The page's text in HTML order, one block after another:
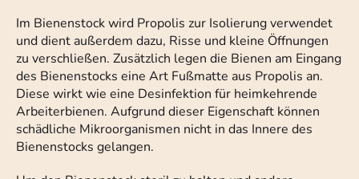
Im Bienenstock wird Propolis zur Isolierung verwendet
und dient außerdem dazu, Risse und kleine Öffnungen
zu verschließen. Zusätzlich legen die Bienen am Eingang
des Bienenstocks eine Art Fußmatte aus Propolis an.
Diese wirkt wie eine Desinfektion für heimkehrende
Arbeiterbienen. Aufgrund dieser Eigenschaft können
schädliche Mikroorganismen nicht in das Innere des
Bienenstocks gelangen.